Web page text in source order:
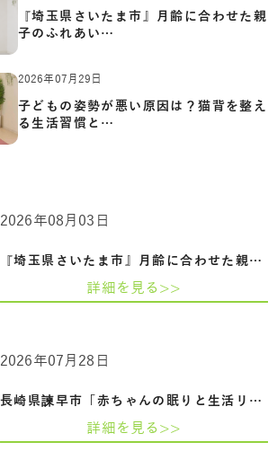
『埼玉県さいたま市』月齢に合わせた親
子のふれあい…
2026年07月29日
子どもの姿勢が悪い原因は？猫背を整え
る生活習慣と…
『埼玉県さいたま市』月齢に合わせた親子…
2026年08月03日
詳細を見る>>
長崎県諫早市「赤ちゃんの眠りと生活リズ…
2026年07月28日
詳細を見る>>